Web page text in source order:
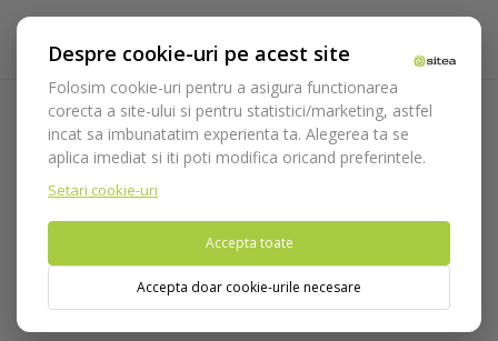
Despre cookie-uri pe acest site
Folosim cookie-uri pentru a asigura functionarea
corecta a site-ului si pentru statistici/marketing, astfel
incat sa imbunatatim experienta ta. Alegerea ta se
aplica imediat si iti poti modifica oricand preferintele.
Setari cookie-uri
Accepta toate
Accepta doar cookie-urile necesare
Acasa Echipamente Piese de mana Piese drepte
43 Piesa dreapta pentru micromotor pneumatic
Nu puteti plasa comenzi din tara din care accesati website-ul